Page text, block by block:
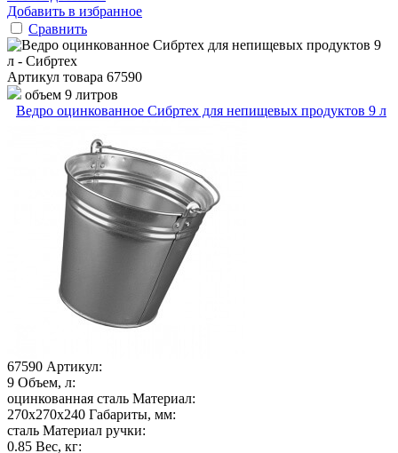
Добавить в избранное
Сравнить
Артикул товара 67590
объем 9 литров
Ведро оцинкованное Сибртех для непищевых продуктов 9 л
67590 Артикул:
9 Объем, л:
оцинкованная сталь Материал:
270х270х240 Габариты, мм:
сталь Материал ручки:
0.85 Вес, кг: